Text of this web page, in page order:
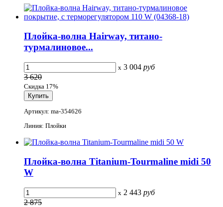
Плойка-волна Hairway, титано-
турмалиновое...
x 3 004 руб
3 620
Скидка 17%
Артикул: ma-354626
Линия: Плойки
Плойка-волна Titanium-Tourmaline midi 50
W
x 2 443 руб
2 875